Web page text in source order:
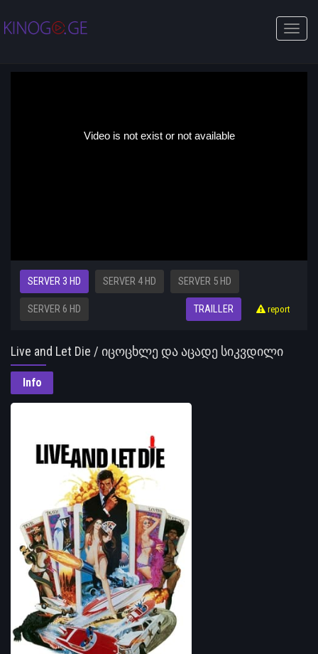
Toggle
SERVER 3 HD SERVER 4 HD SERVER 5 HD
SERVER 6 HD TRAILLER report
Live and Let Die / იცოცხლე და აცადე სიკვდილი
Info